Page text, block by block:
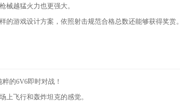
械越猛火力也更强大。
的游戏设计方案，依照射击规范合格总数还能够获得奖赏。
的6V6即时对战！
上飞行和轰炸坦克的感觉。